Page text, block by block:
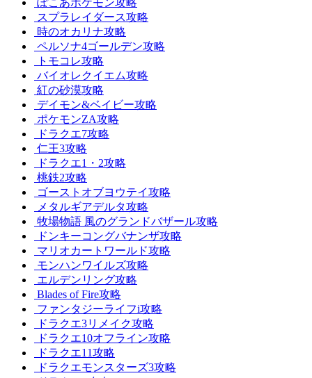
ぽこあポケモン攻略
スプラレイダース攻略
時のオカリナ攻略
ペルソナ4ゴールデン攻略
トモコレ攻略
バイオレクイエム攻略
紅の砂漠攻略
デイモン&ベイビー攻略
ポケモンZA攻略
ドラクエ7攻略
仁王3攻略
ドラクエ1・2攻略
桃鉄2攻略
ゴーストオブヨウテイ攻略
メタルギアデルタ攻略
牧場物語 風のグランドバザール攻略
ドンキーコングバナンザ攻略
マリオカートワールド攻略
モンハンワイルズ攻略
エルデンリング攻略
Blades of Fire攻略
ファンタジーライフi攻略
ドラクエ3リメイク攻略
ドラクエ10オフライン攻略
ドラクエ11攻略
ドラクエモンスターズ3攻略